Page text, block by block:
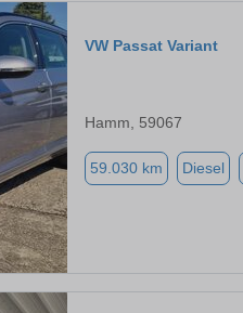
VW Passat Variant
Hamm, 59067
59.030 km Diesel